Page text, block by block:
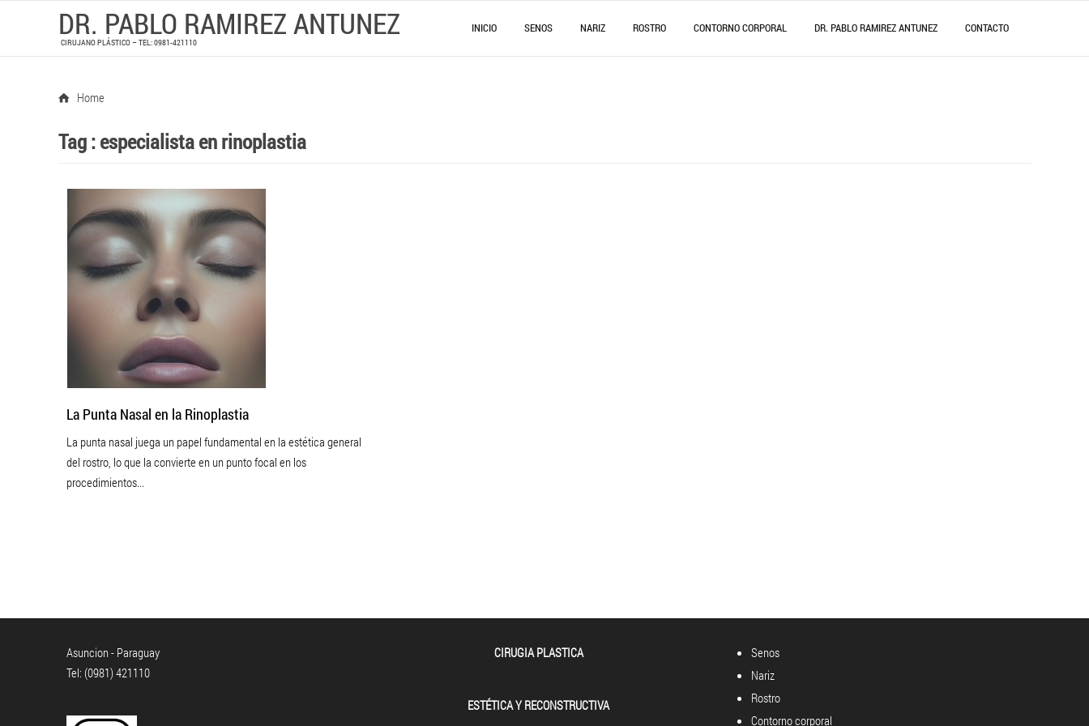
DR. PABLO RAMIREZ ANTUNEZ
CIRUJANO PLÁSTICO – TEL: 0981-421110
INICIO SENOS NARIZ ROSTRO CONTORNO CORPORAL DR. PABLO RAMIREZ ANTUNEZ CONTACTO
Home
Tag :especialista en rinoplastia
La Punta Nasal en la Rinoplastia
La punta nasal juega un papel fundamental en la estética general
del rostro, lo que la convierte en un punto focal en los
procedimientos...
Asuncion - Paraguay
Tel: (0981) 421110
CIRUGIA PLASTICA
ESTÉTICA Y RECONSTRUCTIVA
Senos
Nariz
Rostro
Contorno corporal